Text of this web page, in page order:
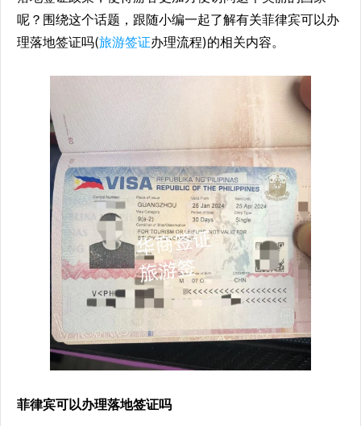
呢？围绕这个话题，跟随小编一起了解有关菲律宾可以办
理落地签证吗(旅游签证办理流程)的相关内容。
菲律宾可以办理落地签证吗